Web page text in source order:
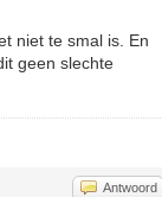
niet te smal is. En
geen slechte
Antwoord